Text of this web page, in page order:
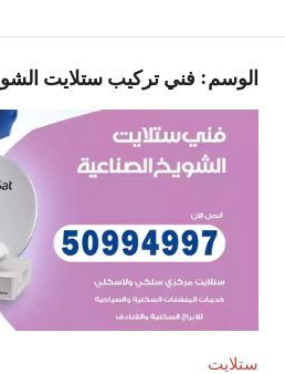
الكويت
للاعلانات
بالكويت
الوسم: فني تركيب ستلايت
ستلايت